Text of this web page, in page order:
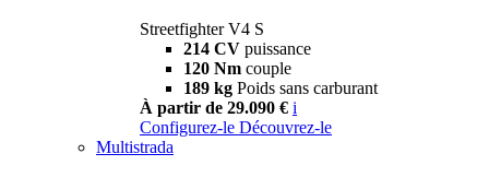
Streetfighter V4 S
214 CV puissance
120 Nm couple
189 kg Poids sans carburant
À partir de 29.090 € i
Configurez-le Découvrez-le
Multistrada